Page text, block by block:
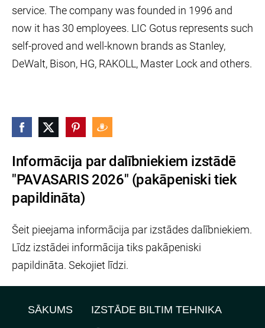
Informācija par dalībniekiem izstādē
"PAVASARIS 2026" (pakāpeniski tiek
papildināta)
Šeit pieejama informācija par izstādes dalībniekiem.
Līdz izstādei informācija tiks pakāpeniski
papildināta. Sekojiet līdzi.
service. The company was founded in 1996 and
now it has 30 employees. LIC Gotus represents such
self-proved and well-known brands as Stanley,
DeWalt, Bison, HG, RAKOLL, Master Lock and others.
SĀKUMS
IZSTĀDE BILTIM TEHNIKA